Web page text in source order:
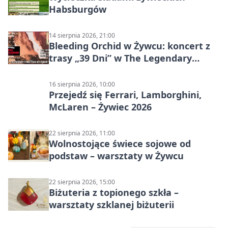
Habsburgów
14 sierpnia 2026, 21:00
Bleeding Orchid w Żywcu: koncert z
trasy „39 Dni” w The Legendary
16 sierpnia 2026, 10:00
Przejedź się Ferrari, Lamborghini,
McLaren – Żywiec 2026
22 sierpnia 2026, 11:00
Wolnostojące świece sojowe od
podstaw – warsztaty w Żywcu
22 sierpnia 2026, 15:00
Biżuteria z topionego szkła –
warsztaty szklanej biżuterii